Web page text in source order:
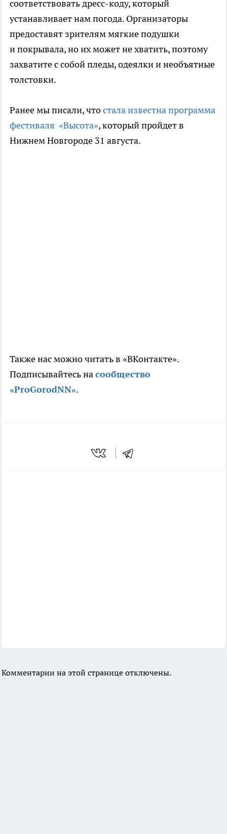
соответствовать дресс-коду, который
устанавливает нам погода. Организаторы
предоставят зрителям мягкие подушки
и покрывала, но их может не хватить, поэтому
захватите с собой пледы, одеялки и необъятные
толстовки.
Ранее мы писали, чтостала известна программа
фестиваля «Высота», который пройдет в
Нижнем Новгороде 31 августа.
Также нас можно читать в «ВКонтакте».
Подписывайтесь насообщество
«ProGorodNN».
Комментарии на этой странице отключены.